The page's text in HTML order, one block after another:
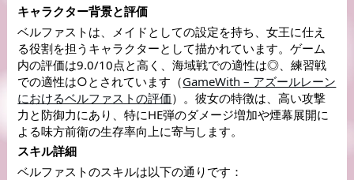
キャラクター背景と評価
ベルファストは、メイドとしての設定を持ち、女王に仕え
る役割を担うキャラクターとして描かれています。ゲーム
内の評価は9.0/10点と高く、海域戦での適性は◎、練習戦
での適性は○とされています（GameWith – アズールレーン
におけるベルファストの評価）。彼女の特徴は、高い攻撃
力と防御力にあり、特にHE弾のダメージ増加や煙幕展開に
よる味方前衛の生存率向上に寄与します。
スキル詳細
ベルファストのスキルは以下の通りです：